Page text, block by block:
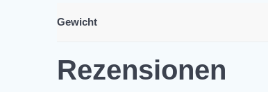
Gewicht
Rezensionen